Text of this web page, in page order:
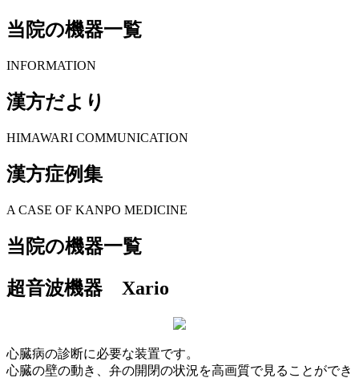
当院の機器一覧
INFORMATION
漢方だより
HIMAWARI COMMUNICATION
漢方症例集
A CASE OF KANPO MEDICINE
当院の機器一覧
超音波機器 Xario
心臓病の診断に必要な装置です。
心臓の壁の動き、弁の開閉の状況を高画質で見ることができ